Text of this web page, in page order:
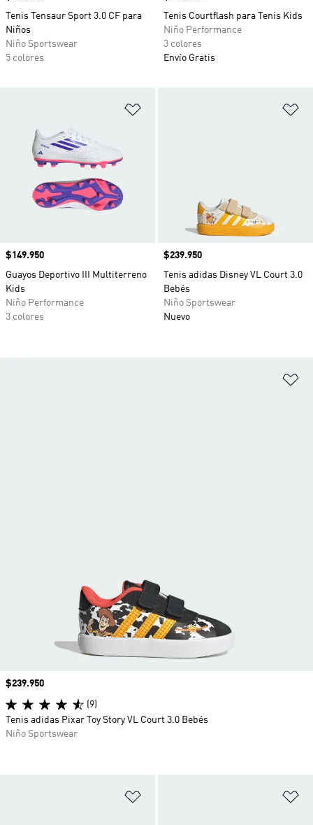
Tenis Tensaur Sport 3.0 CF para
Niños
Niño Sportswear
5 colores
Tenis Courtflash para Tenis Kids
Niño Performance
3 colores
Envío Gratis
Precio
$149.950
Guayos Deportivo III Multiterreno
Kids
Niño Performance
3 colores
Precio
$239.950
Tenis adidas Disney VL Court 3.0
Bebés
Niño Sportswear
Nuevo
Precio
$239.950
(9)
Tenis adidas Pixar Toy Story VL Court 3.0 Bebés
Niño Sportswear